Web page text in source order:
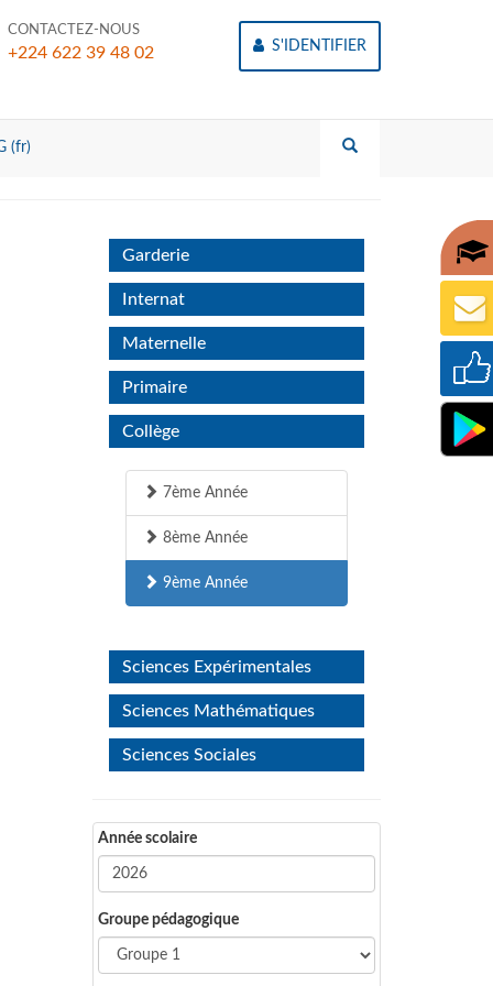
CONTACTEZ-NOUS
+224 622 39 48 02 S'IDENTIFIER
(fr)
Garderie
Internat
Maternelle
Primaire
Collège
7ème Année
8ème Année
9ème Année
Sciences Expérimentales
Sciences Mathématiques
Sciences Sociales
Année scolaire
Groupe pédagogique